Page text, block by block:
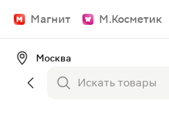
Магнит М.Косметик
Москва